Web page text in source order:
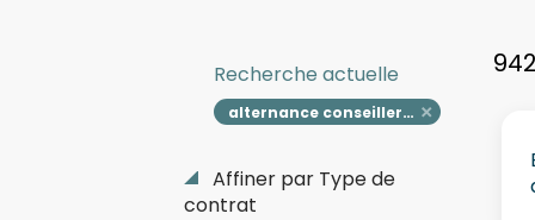
Recherche actuelle
alternance conseiller relation client
Affiner par Type de
contrat